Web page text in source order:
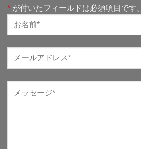
* が付いたフィールドは必須項目です。